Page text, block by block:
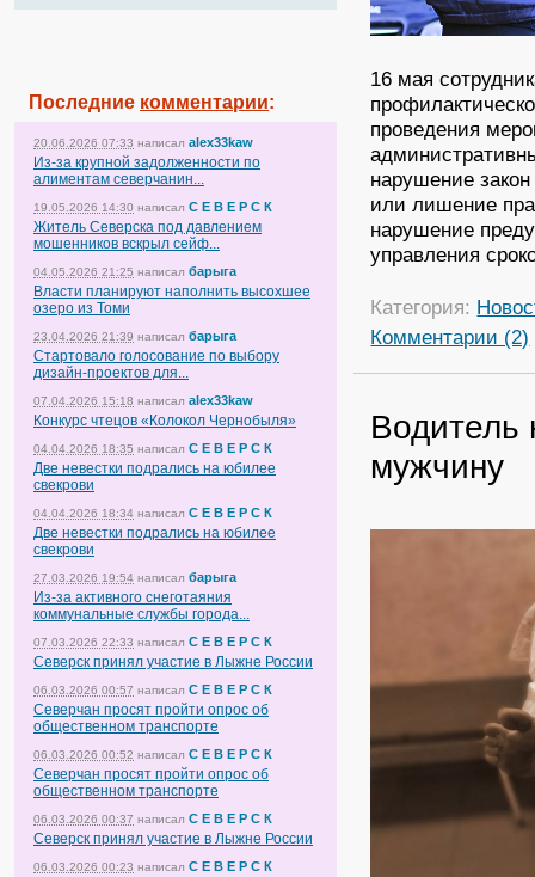
Последние комментарии:
20.06.2026 07:33 написал alex33kaw
Из-за крупной задолженности по
алиментам северчанин...
19.05.2026 14:30 написал С Е В Е Р С К
Житель Северска под давлением
мошенников вскрыл сейф...
04.05.2026 21:25 написал барыга
Власти планируют наполнить высохшее
озеро из Томи
23.04.2026 21:39 написал барыга
Стартовало голосование по выбору
дизайн-проектов для...
07.04.2026 15:18 написал alex33kaw
Конкурс чтецов «Колокол Чернобыля»
04.04.2026 18:35 написал С Е В Е Р С К
Две невестки подрались на юбилее
свекрови
04.04.2026 18:34 написал С Е В Е Р С К
Две невестки подрались на юбилее
свекрови
27.03.2026 19:54 написал барыга
Из-за активного снеготаяния
коммунальные службы города...
07.03.2026 22:33 написал С Е В Е Р С К
Северск принял участие в Лыжне России
06.03.2026 00:57 написал С Е В Е Р С К
Северчан просят пройти опрос об
общественном транспорте
06.03.2026 00:52 написал С Е В Е Р С К
Северчан просят пройти опрос об
общественном транспорте
06.03.2026 00:37 написал С Е В Е Р С К
Северск принял участие в Лыжне России
06.03.2026 00:23 написал С Е В Е Р С К
16 мая
проведения
нарушение
или лишение
нарушение
управления
Категория:
Комментарии (2)
Водитель
мужчину